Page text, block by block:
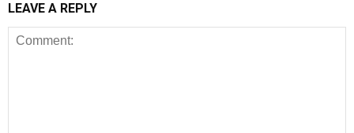
LEAVE A REPLY